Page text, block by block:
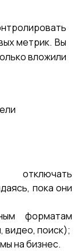
метрик. Вы
вложили
отключать
пока они
форматам
видео, поиск);
на бизнес.